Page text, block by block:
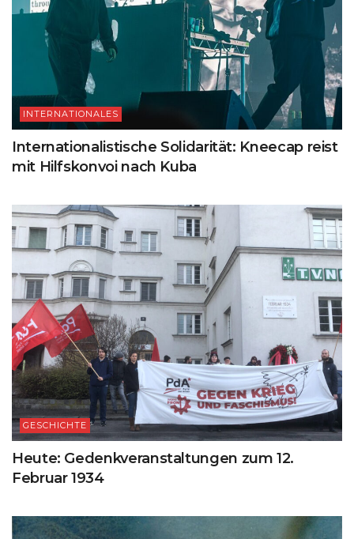
INTERNATIONALES
Internationalistische Solidarität: Kneecap reist
mit Hilfskonvoi nach Kuba
GESCHICHTE
Heute: Gedenkveranstaltungen zum 12.
Februar 1934